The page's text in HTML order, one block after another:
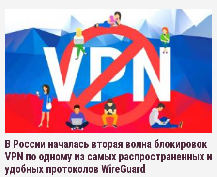
В России началась вторая волна блокировок
VPN по одному из самых распространенных и
удобных протоколов WireGuard